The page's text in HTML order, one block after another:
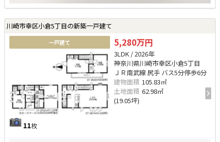
川崎市幸区小倉5丁目の新築一戸建て
一戸建て
11枚
5,280万円
3LDK / 2026年
神奈川県川崎市幸区小倉5丁目
ＪＲ南武線 尻手 バス5分停歩6分
建物面積 105.83㎡
土地面積 62.98㎡
(19.05坪)